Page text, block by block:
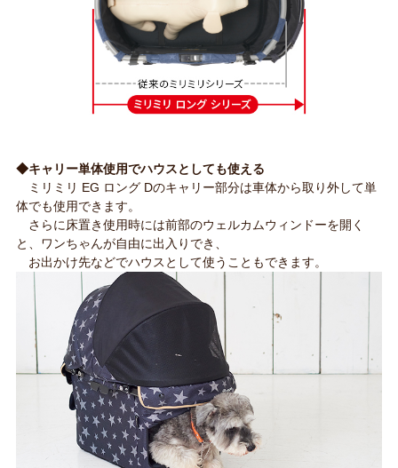
◆キャリー単体使用でハウスとしても使える
ミリミリ EG ロング Dのキャリー部分は車体から取り外して単
体でも使用できます。
さらに床置き使用時には前部のウェルカムウィンドーを開く
と、ワンちゃんが自由に出入りでき、
お出かけ先などでハウスとして使うこともできます。